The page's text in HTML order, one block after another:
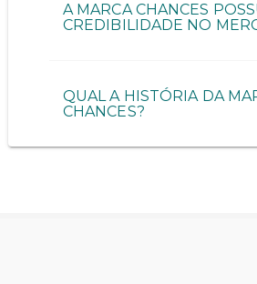
A MARCA CHANCES
CREDIBILIDADE NO
QUAL A HISTÓRIA DA
CHANCES?